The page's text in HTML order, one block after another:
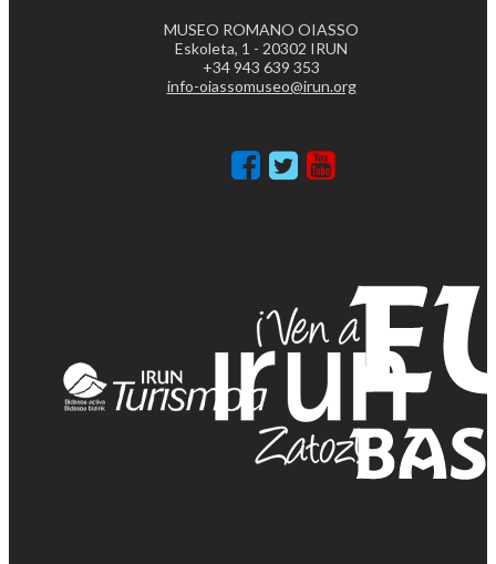
MUSEO ROMANO OIASSO
Eskoleta, 1 - 20302 IRUN
+34 943 639 353
info-oiassomuseo@irun.org